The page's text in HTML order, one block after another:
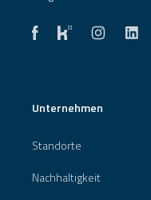
Unternehmen
Standorte
Nachhaltigkeit